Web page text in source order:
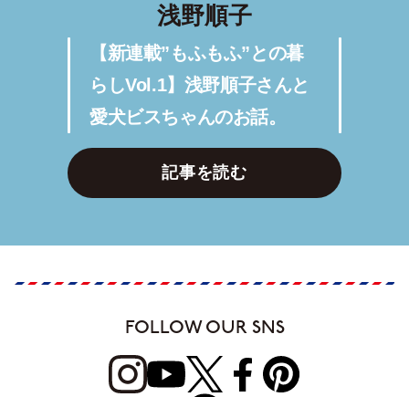
浅野順子
【新連載”もふもふ”との暮
らしVol.1】浅野順子さんと
愛犬ビスちゃんのお話。
記事を読む
FOLLOW OUR SNS